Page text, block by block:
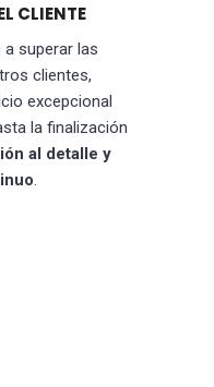
CLIENTE
superar las
clientes,
excepcional
la finalización
al detalle y
.